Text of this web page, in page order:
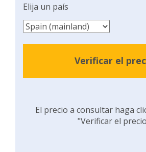
Elija un país
Verificar el
El precio a consultar haga
"Verificar el